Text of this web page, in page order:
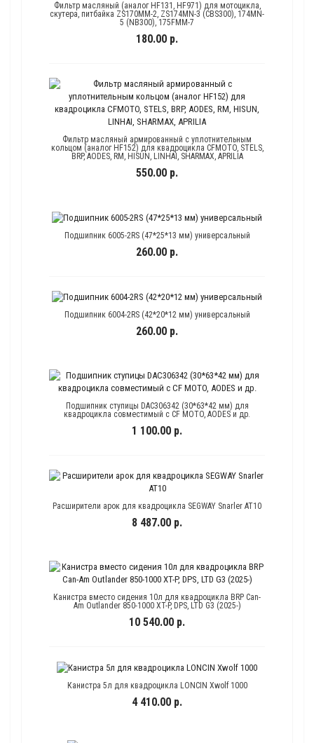
Фильтр масляный (аналог HF131, HF971) для мотоцикла,
скутера, питбайка ZS170MM-2, ZS174MN-3 (CBS300), 174MN-
5 (NB300), 175FMM-7
180.00 р.
Фильтр масляный армированный с уплотнительным
кольцом (аналог HF152) для квадроцикла CFMOTO, STELS,
BRP, AODES, RM, HISUN, LINHAI, SHARMAX, APRILIA
550.00 р.
Подшипник 6005-2RS (47*25*13 мм) универсальный
260.00 р.
Подшипник 6004-2RS (42*20*12 мм) универсальный
260.00 р.
Подшипник ступицы DAC306342 (30*63*42 мм) для
квадроцикла совместимый с CF MOTO, AODES и др.
1 100.00 р.
Расширители арок для квадроцикла SEGWAY Snarler AT10
8 487.00 р.
Канистра вместо сидения 10л для квадроцикла BRP Can-
Am Outlander 850-1000 XT-P, DPS, LTD G3 (2025-)
10 540.00 р.
Канистра 5л для квадроцикла LONCIN Xwolf 1000
4 410.00 р.